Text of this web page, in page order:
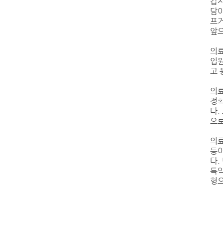
담
프
앞
의
입
고
의
정
다.
으
의
등
다.
특
형